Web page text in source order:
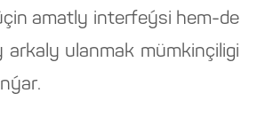
amatly interfeýsi hem-de
arkaly ulanmak mümkinçiligi